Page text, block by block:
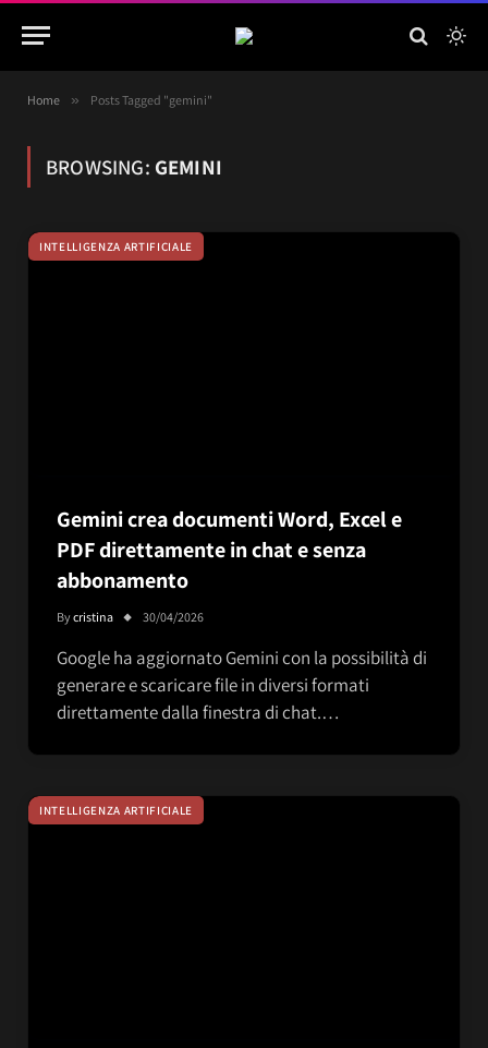
Home » Posts Tagged "gemini"
BROWSING: GEMINI
INTELLIGENZA ARTIFICIALE
Gemini crea documenti Word, Excel e
PDF direttamente in chat e senza
abbonamento
Bycristina 30/04/2026
Google ha aggiornato Gemini con la possibilità di
generare e scaricare file in diversi formati
direttamente dalla finestra di chat.…
INTELLIGENZA ARTIFICIALE